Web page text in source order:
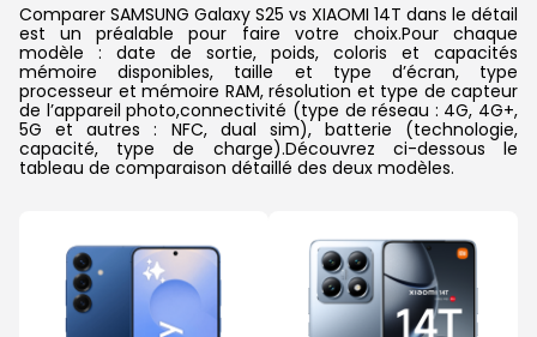
Comparer SAMSUNG Galaxy S25 vs XIAOMI 14T dans le détail
est un préalable pour faire votre choix.Pour chaque
modèle : date de sortie, poids, coloris et capacités
mémoire disponibles, taille et type d’écran, type
processeur et mémoire RAM, résolution et type de capteur
de l’appareil photo,connectivité (type de réseau : 4G, 4G+,
5G et autres : NFC, dual sim), batterie (technologie,
capacité, type de charge).Découvrez ci-dessous le
tableau de comparaison détaillé des deux modèles.